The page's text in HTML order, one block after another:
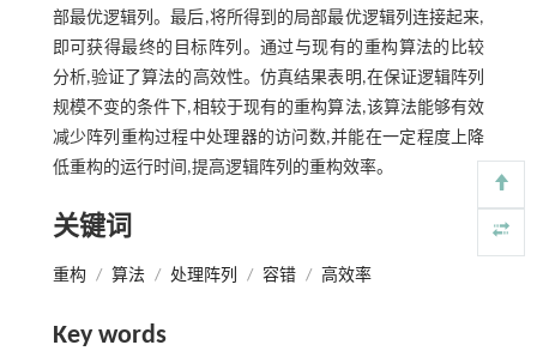
部最优逻辑列。最后,将所得到的局部最优逻辑列连接起来,
即可获得最终的目标阵列。通过与现有的重构算法的比较
分析,验证了算法的高效性。仿真结果表明,在保证逻辑阵列
规模不变的条件下,相较于现有的重构算法,该算法能够有效
减少阵列重构过程中处理器的访问数,并能在一定程度上降
低重构的运行时间,提高逻辑阵列的重构效率。
关键词
重构 / 算法 / 处理阵列 / 容错 / 高效率
Key words